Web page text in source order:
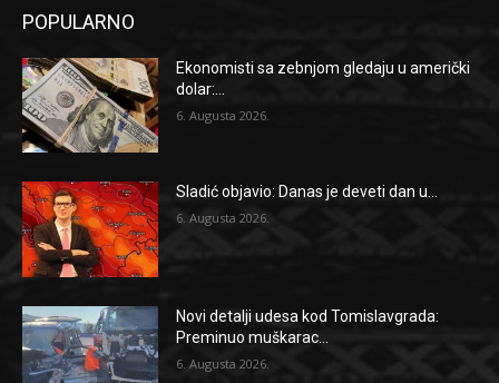
POPULARNO
Ekonomisti sa zebnjom gledaju u američki
dolar:...
6. Augusta 2026.
Sladić objavio: Danas je deveti dan u...
6. Augusta 2026.
Novi detalji udesa kod Tomislavgrada:
Preminuo muškarac...
6. Augusta 2026.